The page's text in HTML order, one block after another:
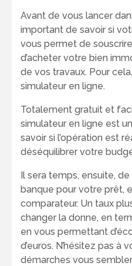
Avant de vous lancer
important de savoir si
vous permet de
d’acheter votre bien
de vos travaux. Pour
simulateur en ligne.
Totalement gratuit et
simulateur en ligne est
savoir si l’opération est
déséquilibrer votre
Il sera temps, ensuite,
banque pour votre prêt,
comparateur. Un taux
changer la donne, en
en vous permettant
d’euros. N’hésitez pas à
démarches vous